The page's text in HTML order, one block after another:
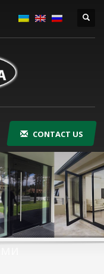
CONTACT US